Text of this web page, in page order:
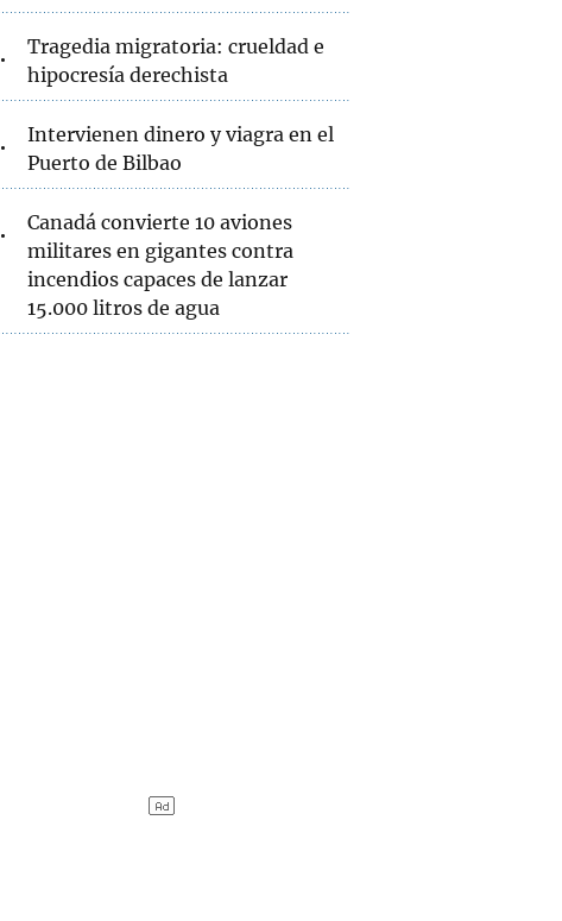
Tragedia migratoria: crueldad e
hipocresía derechista
Intervienen dinero y viagra en el
Puerto de Bilbao
Canadá convierte 10 aviones
militares en gigantes contra
incendios capaces de lanzar
15.000 litros de agua